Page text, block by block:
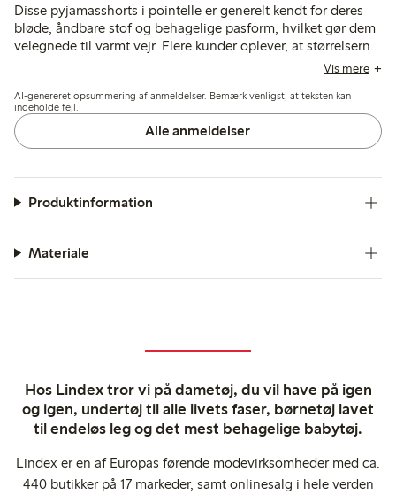
Disse pyjamasshorts i pointelle er generelt kendt for deres
bløde, åndbare stof og behagelige pasform, hvilket gør dem
velegnede til varmt vejr. Flere kunder oplever, at størrelserne
er store, og anbefaler ofte at vælge en mindre størrelse for
kortere længde som mindre ulemper.
Vis mere
AI-genereret opsummering af anmeldelser. Bemærk venligst, at teksten kan
indeholde fejl.
Alle anmeldelser
Produktinformation
Materiale
Hos Lindex tror vi på dametøj, du vil have på igen
og igen, undertøj til alle livets faser, børnetøj lavet
til endeløs leg og det mest behagelige babytøj.
Lindex er en af Europas førende modevirksomheder med ca.
440 butikker på 17 markeder, samt onlinesalg i hele verden